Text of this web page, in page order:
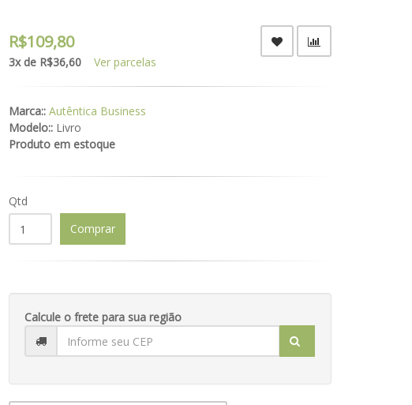
R$109,80
3x de R$36,60 Ver parcelas
Marca:: Autêntica Business
Modelo:: Livro
Produto em estoque
Qtd
Comprar
Calcule o frete para sua região